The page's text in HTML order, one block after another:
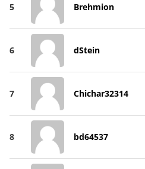
5 Brehmion
6 dStein
7 Chichar32314
8 bd64537